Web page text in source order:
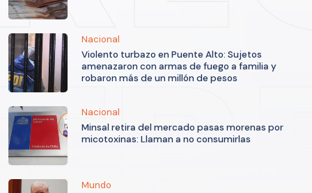
Nacional
Violento turbazo en Puente Alto: Sujetos
amenazaron con armas de fuego a familia y
robaron más de un millón de pesos
Nacional
Minsal retira del mercado pasas morenas por
micotoxinas: Llaman a no consumirlas
Mundo